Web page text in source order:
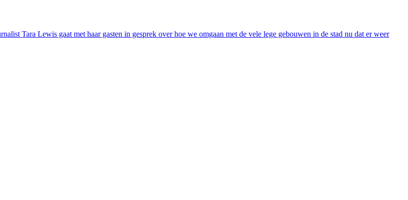
Tara Lewis gaat met haar gasten in gesprek over hoe we omgaan met de vele lege gebouwen in de stad nu dat er weer